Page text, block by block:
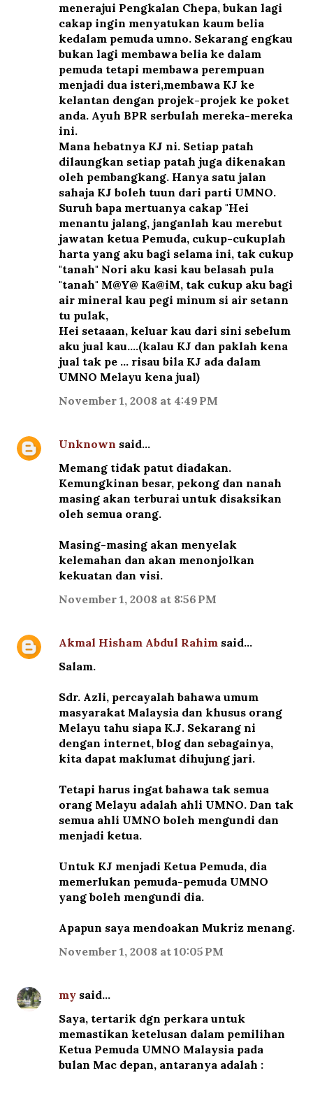
menerajui Pengkalan Chepa, bukan lagi
cakap ingin menyatukan kaum belia
kedalam pemuda umno. Sekarang engkau
bukan lagi membawa belia ke dalam
pemuda tetapi membawa perempuan
menjadi dua isteri,membawa KJ ke
kelantan dengan projek-projek ke poket
anda. Ayuh BPR serbulah mereka-mereka
ini.
Mana hebatnya KJ ni. Setiap patah
dilaungkan setiap patah juga dikenakan
oleh pembangkang. Hanya satu jalan
sahaja KJ boleh tuun dari parti UMNO.
Suruh bapa mertuanya cakap "Hei
menantu jalang, janganlah kau merebut
jawatan ketua Pemuda, cukup-cukuplah
harta yang aku bagi selama ini, tak cukup
"tanah" Nori aku kasi kau belasah pula
"tanah" M@Y@ Ka@iM, tak cukup aku bagi
air mineral kau pegi minum si air setann
tu pulak,
Hei setaaan, keluar kau dari sini sebelum
aku jual kau....(kalau KJ dan paklah kena
jual tak pe ... risau bila KJ ada dalam
UMNO Melayu kena jual)
November 1, 2008 at 4:49 PM
Unknown said…
Memang tidak patut diadakan.
Kemungkinan besar, pekong dan nanah
masing akan terburai untuk disaksikan
oleh semua orang.
Masing-masing akan menyelak
kelemahan dan akan menonjolkan
kekuatan dan visi.
November 1, 2008 at 8:56 PM
Akmal Hisham Abdul Rahim said…
Salam.
Sdr. Azli, percayalah bahawa umum
masyarakat Malaysia dan khusus orang
Melayu tahu siapa K.J. Sekarang ni
dengan internet, blog dan sebagainya,
kita dapat maklumat dihujung jari.
Tetapi harus ingat bahawa tak semua
orang Melayu adalah ahli UMNO. Dan tak
semua ahli UMNO boleh mengundi dan
menjadi ketua.
Untuk KJ menjadi Ketua Pemuda, dia
memerlukan pemuda-pemuda UMNO
yang boleh mengundi dia.
Apapun saya mendoakan Mukriz menang.
November 1, 2008 at 10:05 PM
my said…
Saya, tertarik dgn perkara untuk
memastikan ketelusan dalam pemilihan
Ketua Pemuda UMNO Malaysia pada
bulan Mac depan, antaranya adalah :